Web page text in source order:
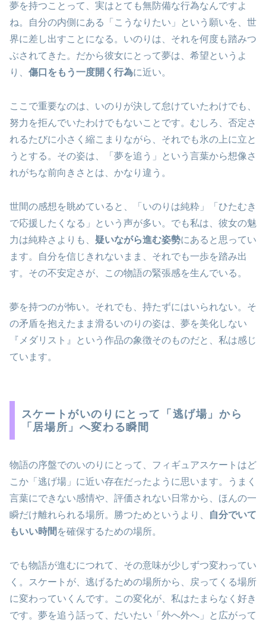
夢を持つことって、実はとても無防備な行為なんですよ
ね。自分の内側にある「こうなりたい」という願いを、世
界に差し出すことになる。いのりは、それを何度も踏みつ
ぶされてきた。だから彼女にとって夢は、希望というよ
り、 傷口をもう一度開く行為に近い。
ここで重要なのは、いのりが決して怠けていたわけでも、
努力を拒んでいたわけでもないことです。むしろ、否定さ
れるたびに小さく縮こまりながら、それでも氷の上に立と
うとする。その姿は、「夢を追う」という言葉から想像さ
れがちな前向きさとは、かなり違う。
世間の感想を眺めていると、「いのりは純粋」「ひたむき
で応援したくなる」という声が多い。でも私は、彼女の魅
力は純粋さよりも、 疑いながら進む姿勢にあると思ってい
ます。自分を信じきれないまま、それでも一歩を踏み出
す。その不安定さが、この物語の緊張感を生んでいる。
夢を持つのが怖い。それでも、持たずにはいられない。そ
の矛盾を抱えたまま滑るいのりの姿は、夢を美化しない
『メダリスト』という作品の象徴そのものだと、私は感じ
ています。
スケートがいのりにとって「逃げ場」から
「居場所」へ変わる瞬間
物語の序盤でのいのりにとって、フィギュアスケートはど
こか「逃げ場」に近い存在だったように思います。うまく
言葉にできない感情や、評価されない日常から、ほんの一
瞬だけ離れられる場所。勝つためというより、
自分でいて
もいい時間 を確保するための場所。
でも物語が進むにつれて、その意味が少しずつ変わってい
く。スケートが、逃げるための場所から、戻ってくる場所
に変わっていくんです。この変化が、私はたまらなく好き
です。夢を追う話って、だいたい「外へ外へ」と広がって